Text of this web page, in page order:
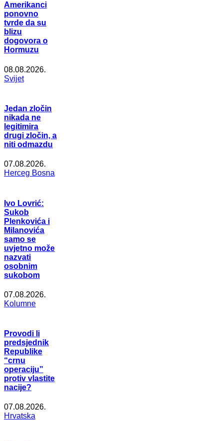
Amerikanci
ponovno
tvrde da su
blizu
dogovora o
Hormuzu
08.08.2026.
Svijet
Jedan zločin
nikada ne
legitimira
drugi zločin, a
niti odmazdu
07.08.2026.
Herceg Bosna
Ivo Lovrić:
Sukob
Plenkovića i
Milanovića
samo se
uvjetno može
nazvati
osobnim
sukobom
07.08.2026.
Kolumne
Provodi li
predsjednik
Republike
“crnu
operaciju”
protiv vlastite
nacije?
07.08.2026.
Hrvatska